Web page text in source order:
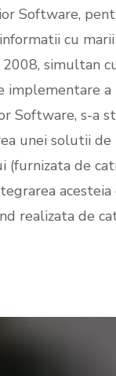
Software,
cu
simultan
implementare
Software, s-a
unei solutii de
(furnizata de
realizata de